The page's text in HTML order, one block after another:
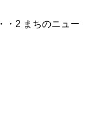
2 まちのニュー